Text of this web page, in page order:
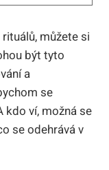
můžete si
být tyto
a
se
kdo ví, možná se
se odehrává v